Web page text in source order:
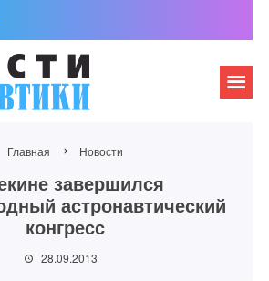
Главная Новости
завершился
астронавтический
конгресс
28.09.2013